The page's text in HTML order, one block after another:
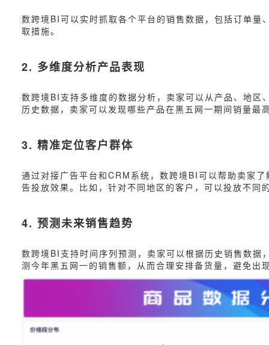
数跨境BI可以实时抓取各个平台的销售数据，包括订单
取措施。
2. 多维度分析产品表现
数跨境BI支持多维度的数据分析，卖家可以从产品、地
历史数据，卖家可以发现哪些产品在黑五网一期间销量
3. 精准定位客户群体
通过对接广告平台和CRM系统，数跨境BI可以帮助卖家
告投放效果。比如，针对不同地区的客户，可以投放不
4. 预测未来销售趋势
数跨境BI支持时间序列预测，卖家可以根据历史销售数
测今年黑五网一的销售额，从而合理安排备货量，避免出